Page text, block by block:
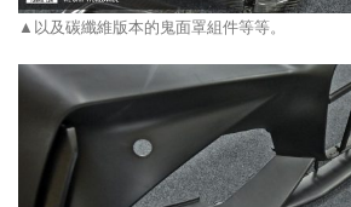
▲以及碳纖維版本的鬼面罩組件等等。